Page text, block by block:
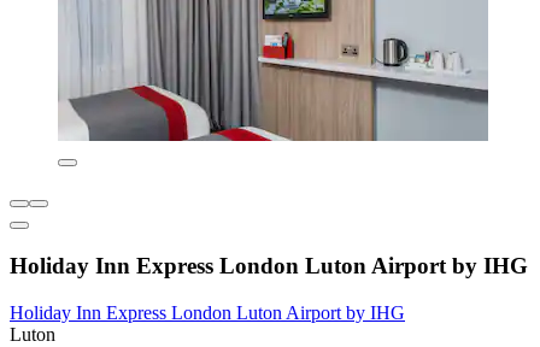
Holiday Inn Express London Luton Airport by IHG
Holiday Inn Express London Luton Airport by IHG
Luton